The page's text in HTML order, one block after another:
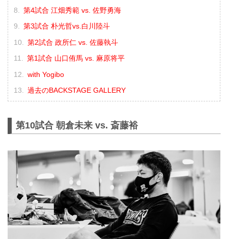
第4試合 江畑秀範 vs. 佐野勇海
第3試合 朴光哲vs.白川陸斗
第2試合 政所仁 vs. 佐藤執斗
第1試合 山口侑馬 vs. 麻原将平
with Yogibo
過去のBACKSTAGE GALLERY
第10試合 朝倉未来 vs. 斎藤裕